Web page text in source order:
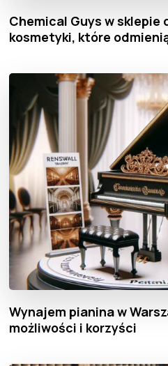
Chemical Guys w
kosmetyki, które
Wynajem pianina w
możliwości i korzyści